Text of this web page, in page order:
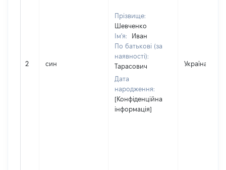
2 син
Прізвище:
Шевченко
Ім'я:
Иван
По батькові (за
наявності):
Тарасович
Дата
народження:
[Конфіденційна
інформація]
Україна